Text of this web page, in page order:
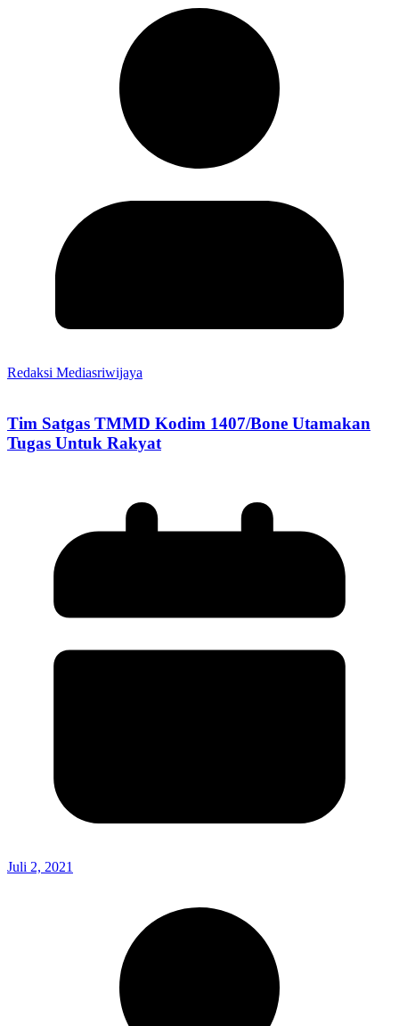
Redaksi Mediasriwijaya
Tim Satgas TMMD Kodim 1407/Bone Utamakan
Tugas Untuk Rakyat
Juli 2, 2021